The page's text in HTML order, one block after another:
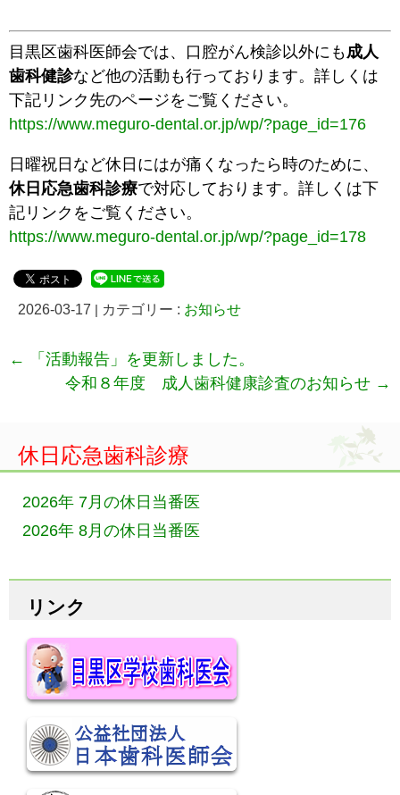
目黒区歯科医師会では、口腔がん検診以外にも成人
歯科健診など他の活動も行っております。詳しくは
下記リンク先のページをご覧ください。
https://www.meguro-dental.or.jp/wp/?page_id=176
日曜祝日など休日にはが痛くなったら時のために、
休日応急歯科診療で対応しております。詳しくは下
記リンクをご覧ください。
https://www.meguro-dental.or.jp/wp/?page_id=178
2026-03-17 | カテゴリー : お知らせ
←
「活動報告」を更新しました。
令和８年度 成人歯科健康診査のお知らせ →
休日応急歯科診療
2026年 7月の休日当番医
2026年 8月の休日当番医
リンク